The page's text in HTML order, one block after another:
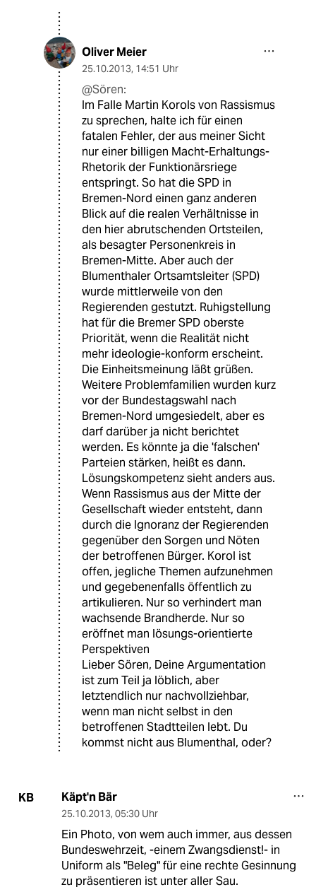
Oliver Meier
25.10.2013, 14:51 Uhr
@Sören:
Im Falle Martin Korols von Rassismus
zu sprechen, halte ich für einen
fatalen Fehler, der aus meiner Sicht
nur einer billigen Macht-Erhaltungs-
Rhetorik der Funktionärsriege
entspringt. So hat die SPD in
Bremen-Nord einen ganz anderen
Blick auf die realen Verhältnisse in
den hier abrutschenden Ortsteilen,
als besagter Personenkreis in
Bremen-Mitte. Aber auch der
Blumenthaler Ortsamtsleiter (SPD)
wurde mittlerweile von den
Regierenden gestutzt. Ruhigstellung
hat für die Bremer SPD oberste
Priorität, wenn die Realität nicht
mehr ideologie-konform erscheint.
Die Einheitsmeinung läßt grüßen.
Weitere Problemfamilien wurden kurz
vor der Bundestagswahl nach
Bremen-Nord umgesiedelt, aber es
darf darüber ja nicht berichtet
werden. Es könnte ja die 'falschen'
Parteien stärken, heißt es dann.
Lösungskompetenz sieht anders aus.
Wenn Rassismus aus der Mitte der
Gesellschaft wieder entsteht, dann
durch die Ignoranz der Regierenden
gegenüber den Sorgen und Nöten
der betroffenen Bürger. Korol ist
offen, jegliche Themen aufzunehmen
und gegebenenfalls öffentlich zu
artikulieren. Nur so verhindert man
wachsende Brandherde. Nur so
eröffnet man lösungs-orientierte
Perspektiven
Lieber Sören, Deine Argumentation
ist zum Teil ja löblich, aber
letztendlich nur nachvollziehbar,
wenn man nicht selbst in den
betroffenen Stadtteilen lebt. Du
kommst nicht aus Blumenthal, oder?
KB Käpt'n Bär
25.10.2013, 05:30 Uhr
Ein Photo, von wem auch immer, aus dessen
Bundeswehrzeit, -einem Zwangsdienst!- in
Uniform als "Beleg" für eine rechte Gesinnung
zu präsentieren ist unter aller Sau.